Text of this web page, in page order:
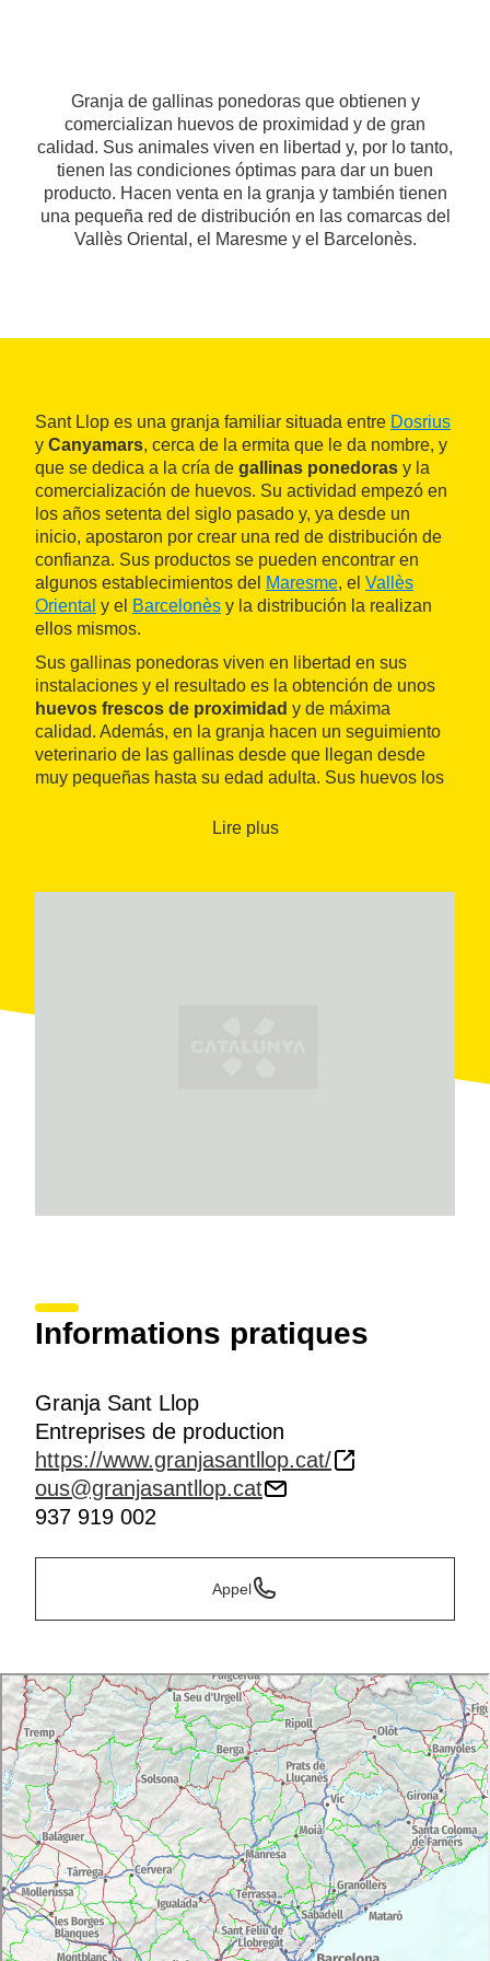
Granja de gallinas ponedoras que obtienen y
comercializan huevos de proximidad y de gran
calidad. Sus animales viven en libertad y, por lo tanto,
tienen las condiciones óptimas para dar un buen
producto. Hacen venta en la granja y también tienen
una pequeña red de distribución en las comarcas del
Vallès Oriental, el Maresme y el Barcelonès.
Sant Llop es una granja familiar situada entre Dosrius
y Canyamars, cerca de la ermita que le da nombre, y
que se dedica a la cría de gallinas ponedoras y la
comercialización de huevos. Su actividad empezó en
los años setenta del siglo pasado y, ya desde un
inicio, apostaron por crear una red de distribución de
confianza. Sus productos se pueden encontrar en
algunos establecimientos del Maresme, el Vallès
Oriental y el Barcelonès y la distribución la realizan
ellos mismos.
Sus gallinas ponedoras viven en libertad en sus
instalaciones y el resultado es la obtención de unos
huevos frescos de proximidad y de máxima
calidad. Además, en la granja hacen un seguimiento
veterinario de las gallinas desde que llegan desde
muy pequeñas hasta su edad adulta. Sus huevos los
granel, en cartones de veinte y treinta unidades.
Lire plus
Informations pratiques
Granja Sant Llop
Entreprises de production
https://www.granjasantllop.cat/
ous@granjasantllop.cat
937 919 002
Appel